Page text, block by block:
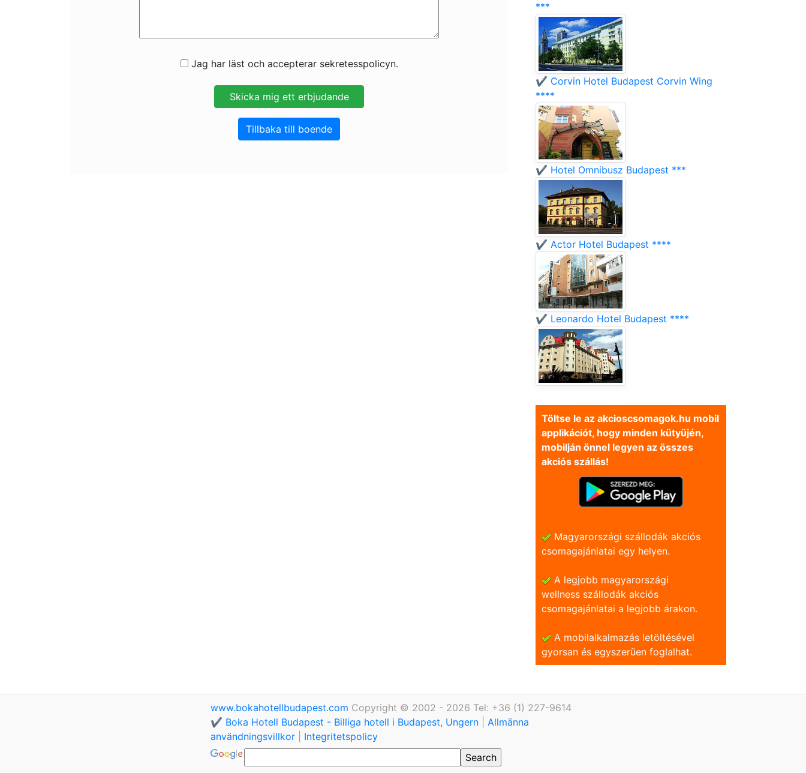
Jag har läst och accepterar sekretesspolicyn.
Tillbaka till boende
***
✔️ Corvin Hotel Budapest Corvin Wing
****
✔️ Hotel Omnibusz Budapest ***
✔️ Actor Hotel Budapest ****
✔️ Leonardo Hotel Budapest ****
Töltse le az akcioscsomagok.hu mobil
applikációt, hogy minden kütyüjén,
mobilján önnel legyen az összes
akciós szállás!
Magyarországi szállodák akciós
csomagajánlatai egy helyen.
A legjobb magyarországi
wellness szállodák akciós
csomagajánlatai a legjobb árakon.
A mobilalkalmazás letöltésével
gyorsan és egyszerũen foglalhat.
www.bokahotellbudapest.com Copyright © 2002 - 2026 Tel: +36 (1) 227-9614
✔️ Boka Hotell Budapest - Billiga hotell i Budapest, Ungern
Allmänna
användningsvillkor
Integritetspolicy